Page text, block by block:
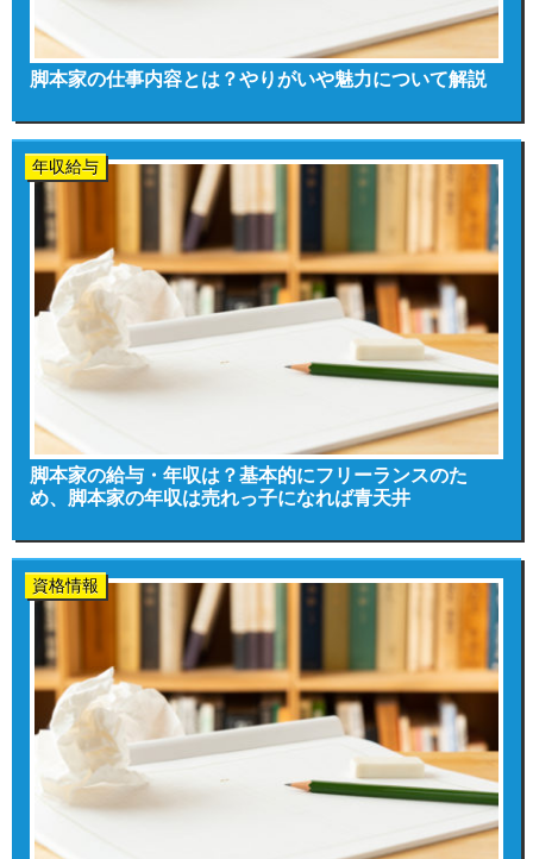
脚本家の仕事内容とは？やりがいや魅力について解説
年収給与
脚本家の給与・年収は？基本的にフリーランスのた
め、脚本家の年収は売れっ子になれば青天井
資格情報